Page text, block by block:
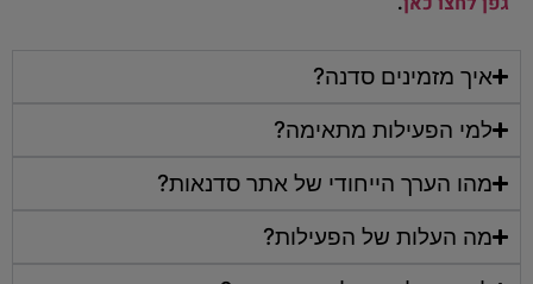
איך מזמינים סדנה?
למי הפעילות מתאימה?
מהו הערך הייחודי של אתר סדנאות?
מה העלות של הפעילות?